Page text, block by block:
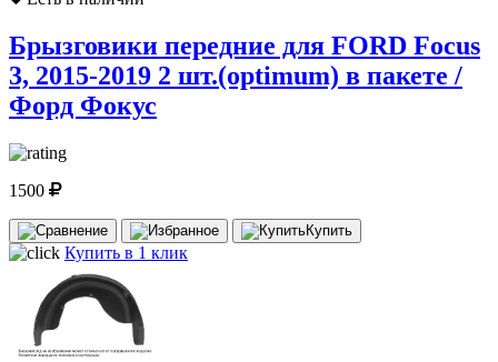
Брызговики передние для FORD Focus
3, 2015-2019 2 шт.(optimum) в пакете /
Форд Фокус
1500
Купить
Купить в 1 клик